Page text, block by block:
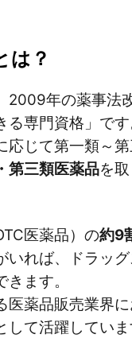
は？
2009年の薬事法
専門資格」です
応じて第一類～
第三類医薬品を
医薬品）の約9
いれば、ドラッ
ます。
医薬品販売業界
て活躍していま